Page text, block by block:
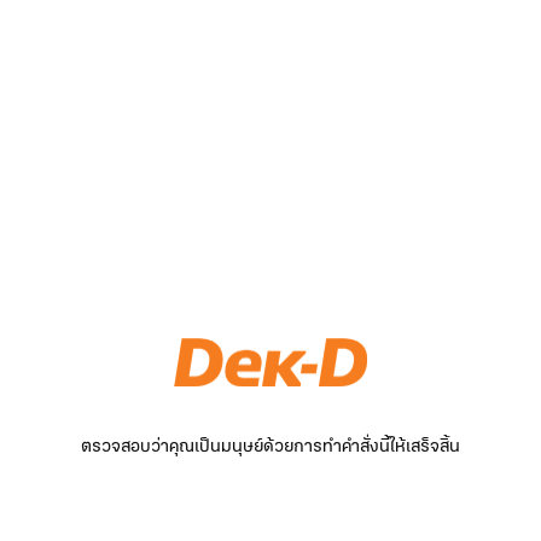
ตรวจสอบว่าคุณเป็นมนุษย์ด้วยการทำคำสั่งนี้ให้เสร็จสิ้น